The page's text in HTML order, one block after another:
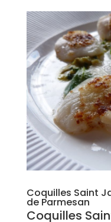
Coquilles Saint
de Parmesan
Coquilles